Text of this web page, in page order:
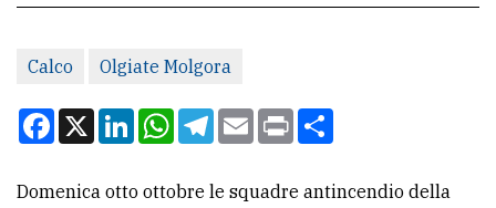
Per
tua
Calco Olgiate Molgora
Facebook
X LinkedInWhatsApp
Telegram
EmailPrint
Domenica otto ottobre le squadre antincendio della